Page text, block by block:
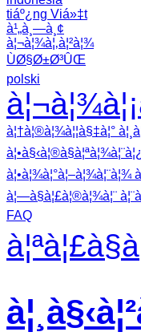
tiáº¿ng Viá»‡t
à¹„à¸—à¸¢
à¦¬à¦¾à¦‚à¦²à¦¾
ÙØ§Ø±Ø³ÛŒ
polski
à¦†à¦®à¦¾à¦¦à§‡à¦°
à¦•à¦¾à¦°à¦–à¦¾à¦¨à¦¾
à¦—à§à¦£à¦®à¦¾à¦¨
FAQ